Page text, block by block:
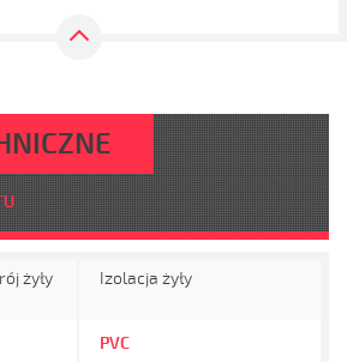
żyły Izolacja żyły
PVC